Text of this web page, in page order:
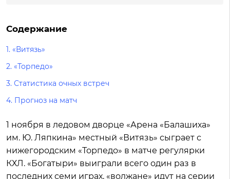
Содержание
1. «Витязь»
2. «Торпедо»
3. Статистика очных встреч
4. Прогноз на матч
1 ноября в ледовом дворце «Арена «Балашиха»
им. Ю. Ляпкина» местный «Витязь» сыграет с
нижегородским «Торпедо» в матче регулярки
КХЛ. «Богатыри» выиграли всего один раз в
последних семи играх, «волжане» идут на серии